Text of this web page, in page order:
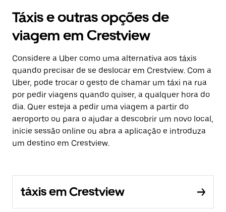
Táxis e outras opções de
viagem em Crestview
Considere a Uber como uma alternativa aos táxis
quando precisar de se deslocar em Crestview. Com a
Uber, pode trocar o gesto de chamar um táxi na rua
por pedir viagens quando quiser, a qualquer hora do
dia. Quer esteja a pedir uma viagem a partir do
aeroporto ou para o ajudar a descobrir um novo local,
inicie sessão online ou abra a aplicação e introduza
um destino em Crestview.
táxis em Crestview